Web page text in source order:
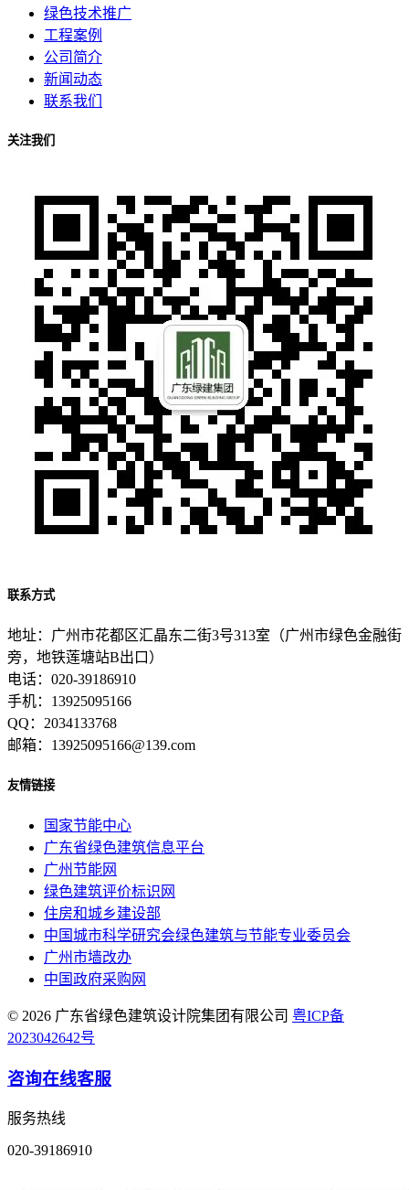
绿色技术推广
工程案例
公司简介
新闻动态
联系我们
关注我们
联系方式
地址：广州市花都区汇晶东二街3号313室（广州市绿色金融街
旁，地铁莲塘站B出口）
电话：020-39186910
手机：13925095166
QQ：2034133768
邮箱：13925095166@139.com
友情链接
国家节能中心
广东省绿色建筑信息平台
广州节能网
绿色建筑评价标识网
住房和城乡建设部
中国城市科学研究会绿色建筑与节能专业委员会
广州市墙改办
中国政府采购网
© 2026 广东省绿色建筑设计院集团有限公司 粤ICP备
2023042642号
咨询在线客服
服务热线
020-39186910